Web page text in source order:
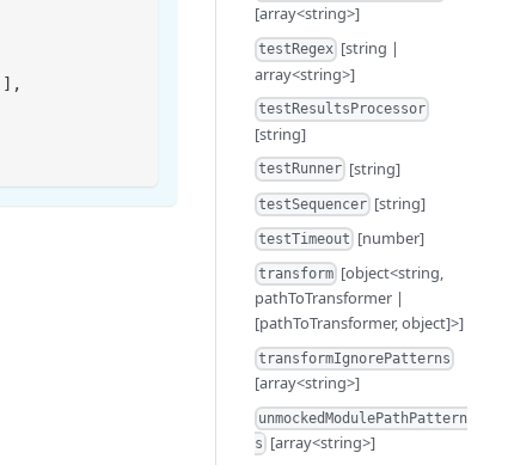
] ,
[array<string>]
testRegex [string |
array<string>]
testResultsProcessor
[string]
testRunner [string]
testSequencer [string]
testTimeout [number]
transform [object<string,
pathToTransformer |
[pathToTransformer, object]>]
transformIgnorePatterns
[array<string>]
unmockedModulePathPattern
s [array<string>]